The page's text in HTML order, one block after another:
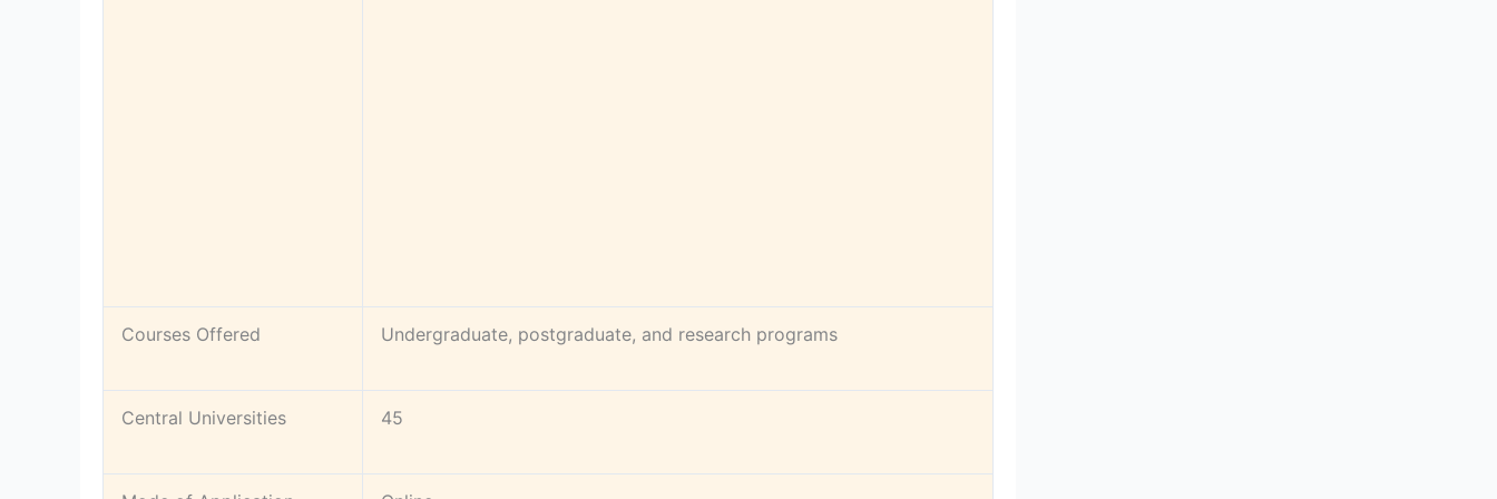
Courses Offered Undergraduate, postgraduate, and research programs
Central Universities 45